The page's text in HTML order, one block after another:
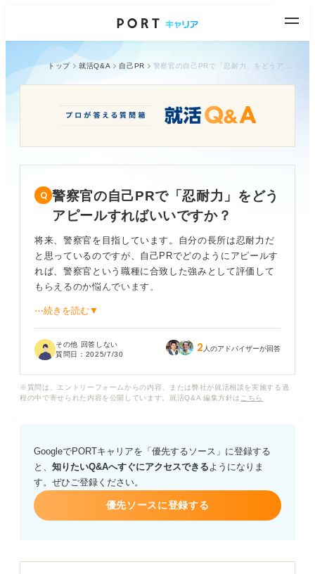
トップ 就活Q&A 自己PR
警察官の自己PRで「忍耐力」をどう
アピールすればいいですか？
将来、警察官を目指しています。自分の長所は忍耐力だ
と思っているのですが、自己PRでどのようにアピールす
れば、警察官という職種に合致した強みとして評価して
もらえるのか悩んでいます。
ただ「忍耐力があります」と伝えるだけでは抽象的で、
事は、困難な状況に直面することも多いと聞いているの
ていただきたいです。何かアドバイスをお願いします。
⋯続きを読む▼
その他 回答しない
質問日： 2025/7/30 2 人のアドバイザーが回答
※質問は、エントリーフォームからの内容、または弊社が就活相談を実施する過
程の中で寄せられた内容を公開しています。就活Q&A 編集方針は こちら
GoogleでPORTキャリアを「優先するソース」に登録する
と、 知りたいQ&Aへすぐにアクセスできるようになりま
す。ぜひご登録ください。
優先ソースに登録する